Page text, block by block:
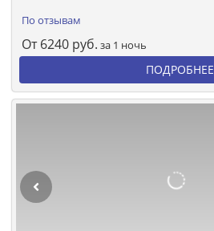
По отзывам
От 6240 руб. за 1 ночь
ПОДРОБНЕЕ